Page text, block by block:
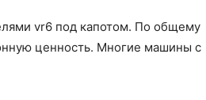
vr6 под капотом. По общему
ценность. Многие машины с